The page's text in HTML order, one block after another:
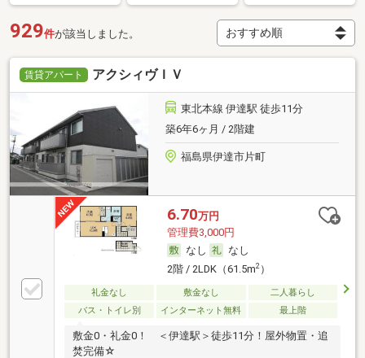
929件が該当しました。
賃貸アパート アクシィヴＩＶ
東北本線 伊達駅 徒歩11分
築6年6ヶ月 / 2階建
福島県伊達市片町
6.70万円
管理費3,000円
なし
なし
2階 / 2LDK（61.5m2）
礼金なし 敷金なし
二人暮らし
バス・トイレ別
インターネット無料 最上階
敷金0・礼金0！ ＜伊達駅＞徒歩11分！屋外物置・追
焚完備☆